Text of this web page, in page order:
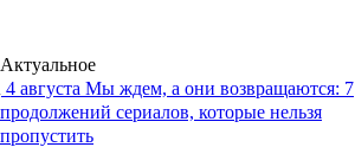
Актуальное
4 августа Мы ждем, а они возвращаются: 7
продолжений сериалов, которые нельзя
пропустить